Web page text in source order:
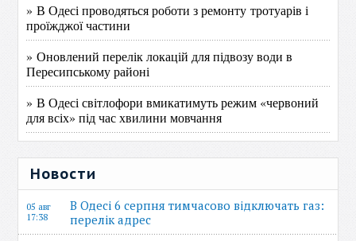
» В Одесі проводяться роботи з ремонту тротуарів і
проїжджої частини
» Оновлений перелік локацій для підвозу води в
Пересипському районі
» В Одесі світлофори вмикатимуть режим «червоний
для всіх» під час хвилини мовчання
Новости
05 авг
17:38
В Одесі 6 серпня тимчасово відключать газ:
перелік адрес